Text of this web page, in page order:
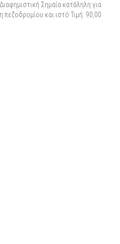
Σημαία κατάληλη για
και ιστό Τιμή: 90,00